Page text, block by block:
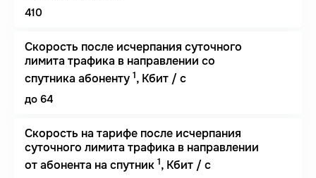
410
Скорость после исчерпания суточного
лимита трафика в направлении со
спутника абоненту 1, Кбит / с
до 64
Скорость на тарифе после исчерпания
суточного лимита трафика в направлении
от абонента на спутник 1, Кбит / с